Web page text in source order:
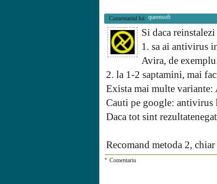
Comentariul lui: queensoft
Si daca
1. sa ai antivirus
Avira, de
2. la 1-2 saptamini, mai
Exista mai multe variante:
Cauti pe google: antivirus
Daca tot sint
Recomand metoda 2,
* Comentariu